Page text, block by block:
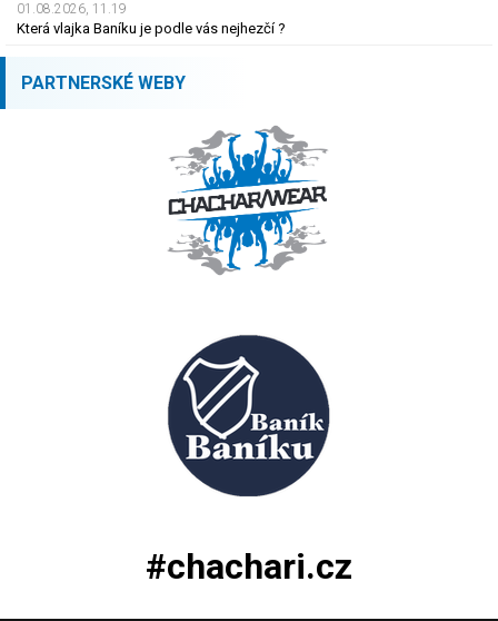
01.08.2026, 11.19
Která vlajka Baníku je podle vás nejhezčí ?
PARTNERSKÉ WEBY
#chachari.cz